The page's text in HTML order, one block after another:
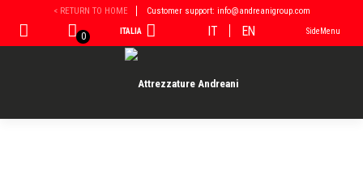
contenuto
< RETURN TO HOME Customer support: info@andreanigroup.com
0 ITALIA IT EN SideMenu